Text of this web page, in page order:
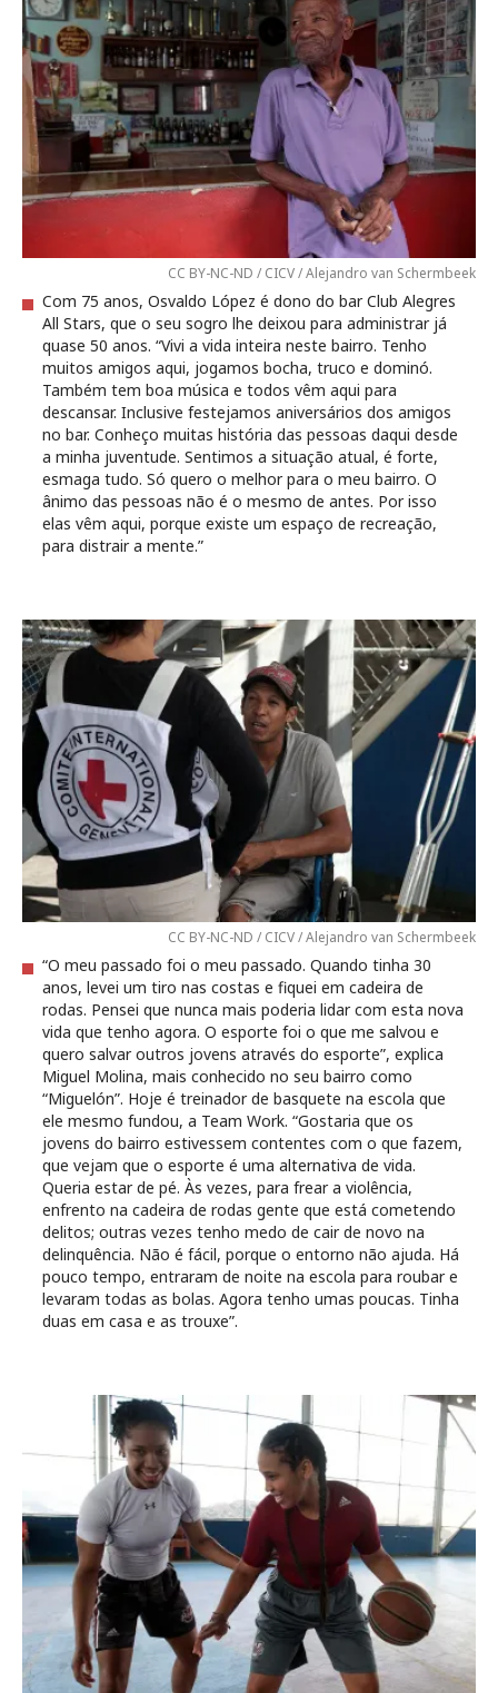
CC BY-NC-ND / CICV / Alejandro van Schermbeek
Com 75 anos, Osvaldo López é dono do bar Club Alegres
All Stars, que o seu sogro lhe deixou para administrar já
quase 50 anos. “Vivi a vida inteira neste bairro. Tenho
muitos amigos aqui, jogamos bocha, truco e dominó.
Também tem boa música e todos vêm aqui para
descansar. Inclusive festejamos aniversários dos amigos
no bar. Conheço muitas história das pessoas daqui desde
a minha juventude. Sentimos a situação atual, é forte,
esmaga tudo. Só quero o melhor para o meu bairro. O
ânimo das pessoas não é o mesmo de antes. Por isso
elas vêm aqui, porque existe um espaço de recreação,
para distrair a mente.”
CC BY-NC-ND / CICV / Alejandro van Schermbeek
“O meu passado foi o meu passado. Quando tinha 30
anos, levei um tiro nas costas e fiquei em cadeira de
rodas. Pensei que nunca mais poderia lidar com esta nova
vida que tenho agora. O esporte foi o que me salvou e
quero salvar outros jovens através do esporte”, explica
Miguel Molina, mais conhecido no seu bairro como
“Miguelón”. Hoje é treinador de basquete na escola que
ele mesmo fundou, a Team Work. “Gostaria que os
jovens do bairro estivessem contentes com o que fazem,
que vejam que o esporte é uma alternativa de vida.
Queria estar de pé. Às vezes, para frear a violência,
enfrento na cadeira de rodas gente que está cometendo
delitos; outras vezes tenho medo de cair de novo na
delinquência. Não é fácil, porque o entorno não ajuda. Há
pouco tempo, entraram de noite na escola para roubar e
levaram todas as bolas. Agora tenho umas poucas. Tinha
duas em casa e as trouxe”.